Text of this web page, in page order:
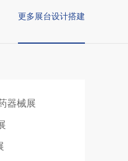
更多展台设计搭建
器械展